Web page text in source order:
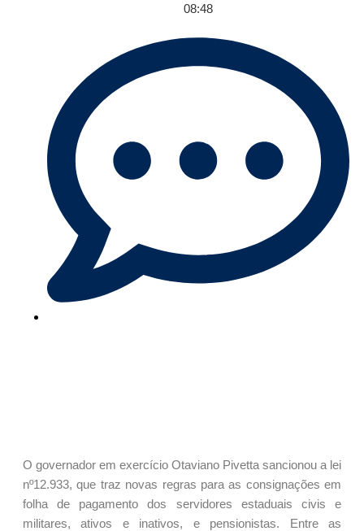
08:48
O governador em exercício Otaviano Pivetta sancionou a lei
nº12.933, que traz novas regras para as consignações em
folha de pagamento dos servidores estaduais civis e
militares, ativos e inativos, e pensionistas. Entre as